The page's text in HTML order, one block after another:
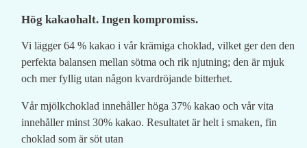
Hög kakaohalt. Ingen kompromiss.
Vi lägger 64 % kakao i vår krämiga choklad, vilket ger den den
perfekta balansen mellan sötma och rik njutning; den är mjuk
och mer fyllig utan någon kvardröjande bitterhet.
Vår mjölkchoklad innehåller höga 37% kakao och vår vita
innehåller minst 30% kakao. Resultatet är helt i smaken, fin
choklad som är söt utan